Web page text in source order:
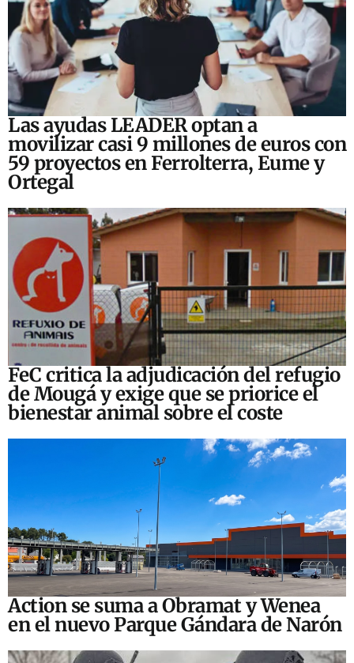
Las ayudas LEADER optan a
movilizar casi 9 millones de euros con
59 proyectos en Ferrolterra, Eume y
Ortegal
FeC critica la adjudicación del refugio
de Mougá y exige que se priorice el
bienestar animal sobre el coste
Action se suma a Obramat y Wenea
en el nuevo Parque Gándara de Narón